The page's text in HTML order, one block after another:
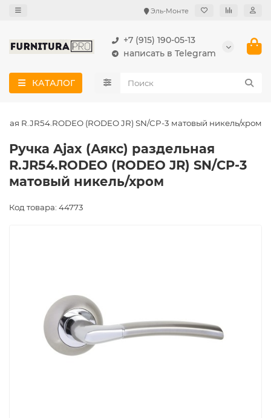
Эль-Монте
+7 (915) 190-05-13
написать в Telegram
КАТАЛОГ
R.JR54.RODEO (RODEO JR) SN/CP-3 матовый никель/хром
Ручка Ajax (Аякс) раздельная
R.JR54.RODEO (RODEO JR) SN/CP-3
матовый никель/хром
Код товара: 44773